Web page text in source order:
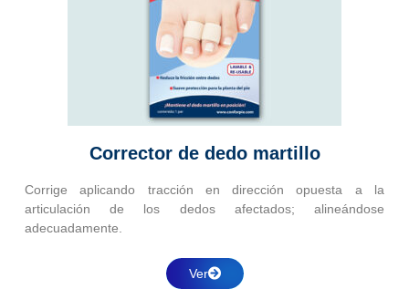
Corrector de dedo martillo
Corrige aplicando tracción en dirección opuesta a la
articulación de los dedos afectados; alineándose
adecuadamente.
Ver